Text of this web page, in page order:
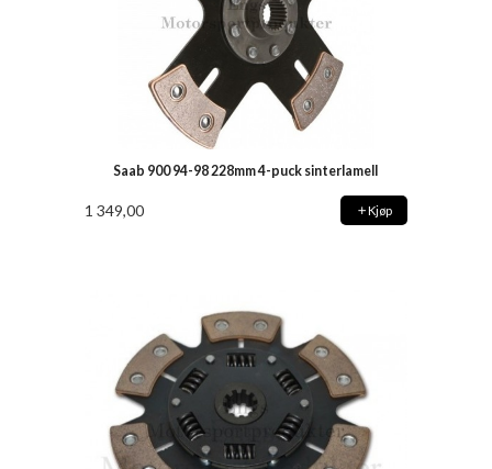
Saab 900 94-98 228mm 4-puck sinterlamell
1 349,00 Kjøp